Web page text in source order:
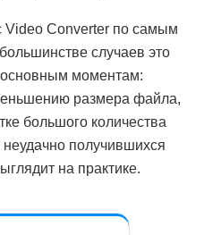
Video Converter по самым
случаев это
основным моментам:
размера файла,
большого количества
получившихся
на практике.